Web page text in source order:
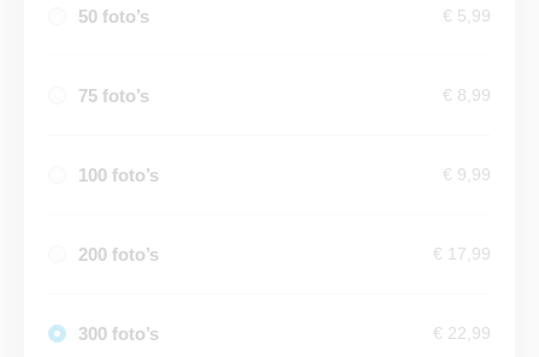
50 foto’s € 5,99
75 foto’s € 8,99
100 foto’s € 9,99
200 foto’s € 17,99
300 foto’s € 22,99